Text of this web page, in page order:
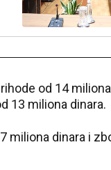
od 14
13 miliona dinara.
miliona dinara i